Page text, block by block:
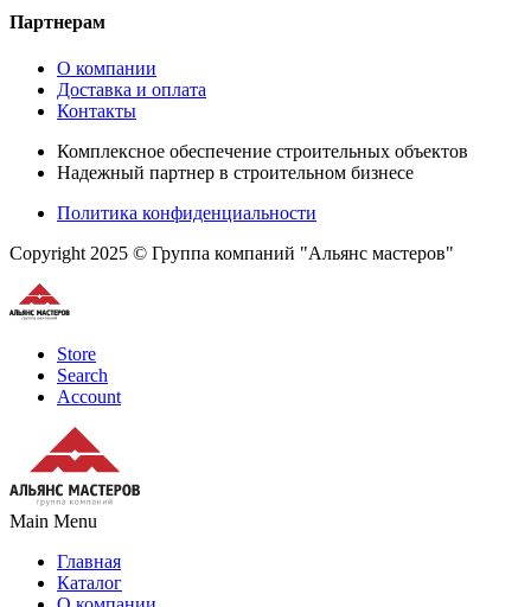
Партнерам
О компании
Доставка и оплата
Контакты
Комплексное обеспечение строительных объектов
Надежный партнер в строительном бизнесе
Политика конфиденциальности
Copyright 2025 © Группа компаний "Альянс мастеров"
Store
Search
Account
Main Menu
Главная
Каталог